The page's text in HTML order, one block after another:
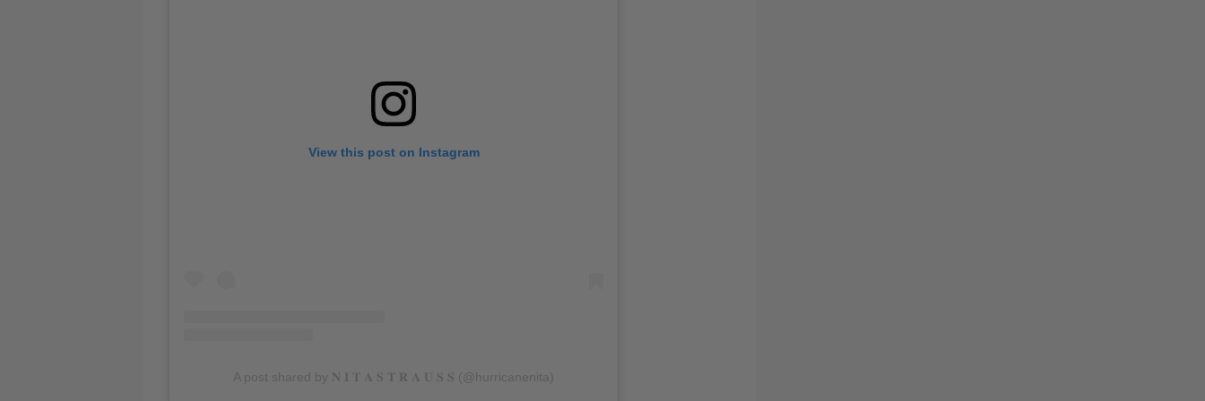
View this post on Instagram
A post shared by 𝐍 𝐈 𝐓 𝐀 𝐒 𝐓 𝐑 𝐀 𝐔 𝐒 𝐒 (@hurricanenita)